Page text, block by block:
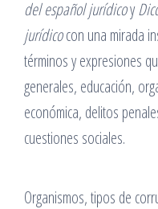
del español jurídicoy
jurídicocon una mirada
términos y expresiones
generales, educación,
económica, delitos
cuestiones sociales.
Organismos, tipos de